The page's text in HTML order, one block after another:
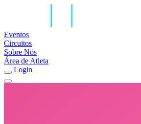
Eventos
Circuitos
Sobre Nós
Área de Atleta
Login